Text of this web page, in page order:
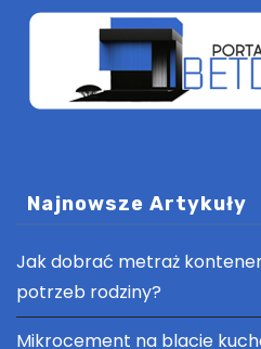
Najnowsze Artykuły
Jak dobrać metraż
potrzeb rodziny?
Mikrocement na blacie